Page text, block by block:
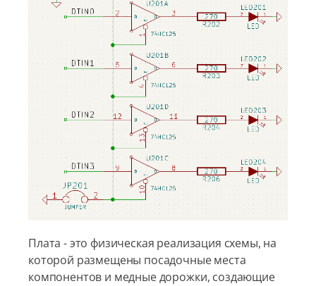
Плата - это физическая реализация схемы, на
которой размещены посадочные места
компонентов и медные дорожки, создающие